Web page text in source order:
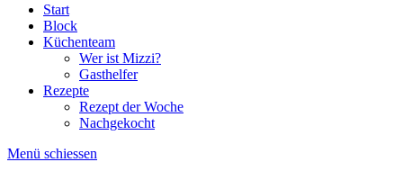
Start
Block
Küchenteam
Wer ist Mizzi?
Gasthelfer
Rezepte
Rezept der Woche
Nachgekocht
Menü schiessen